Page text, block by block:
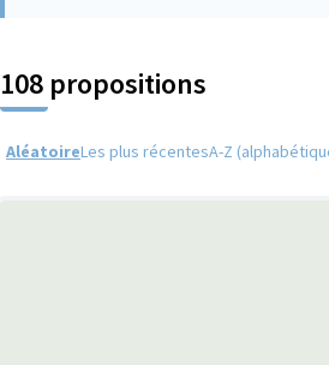
108 propositions
AléatoireLes plus récentesA-Z